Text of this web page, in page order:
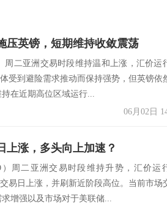
压英镑，短期维持收敛震荡
周二亚洲交易时段维持温和上涨，汇价运
受到避险需求推动而保持强势，但英镑依
在近期高位区域运行...
06月02日
上涨，多头向上加速？
）周二亚洲交易时段维持升势，汇价运
易日上涨，并刷新近阶段高位。当前市场
增强以及市场对于美联储...